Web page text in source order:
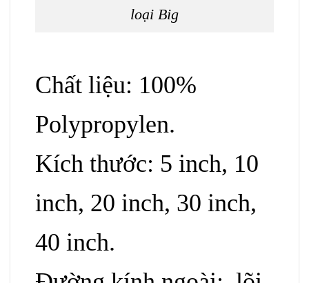
loại Big
Chất liệu: 100%
Polypropylen.
Kích thước: 5 inch, 10
inch, 20 inch, 30 inch,
40 inch.